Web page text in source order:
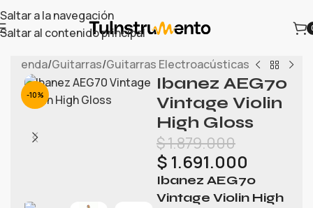
Saltar a la navegación
Saltar al contenido principal
Tienda/Guitarras/Guitarras Electroacústicas
-10%
Ibanez AEG70
Vintage Violin
High Gloss
$1.879.000
$ 1.691.000
Ibanez AEG70
Vintage Violin High